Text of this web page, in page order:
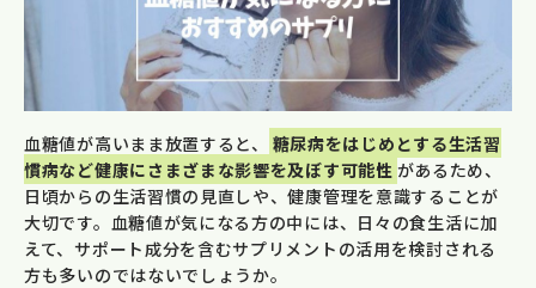
血糖値が高いまま放置すると、
糖尿病をはじめとする生活習
慣病など健康にさまざまな影響を及ぼす可能性 があるため、
日頃からの生活習慣の見直しや、健康管理を意識することが
大切です。血糖値が気になる方の中には、日々の食生活に加
えて、サポート成分を含むサプリメントの活用を検討される
方も多いのではないでしょうか。